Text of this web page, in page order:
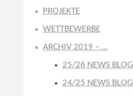
PROJEKTE
WETTBEWERBE
ARCHIV 2019 – …
25/26 NEWS BLOG
24/25 NEWS BLOG